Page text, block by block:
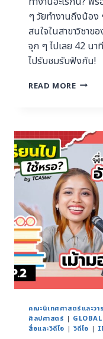
ๆ วัยทำงานถึงน้อ
สนใจในสาขาวิชาข
จุก ๆ ไปเลย 42 นา
ไปรับชมรับฟังกัน!
READ MORE
คณะนิเทศศาสตร์และวา
ศิลปศาสตร์ |
สื่อและวิดีโอ | วิดีโอ |